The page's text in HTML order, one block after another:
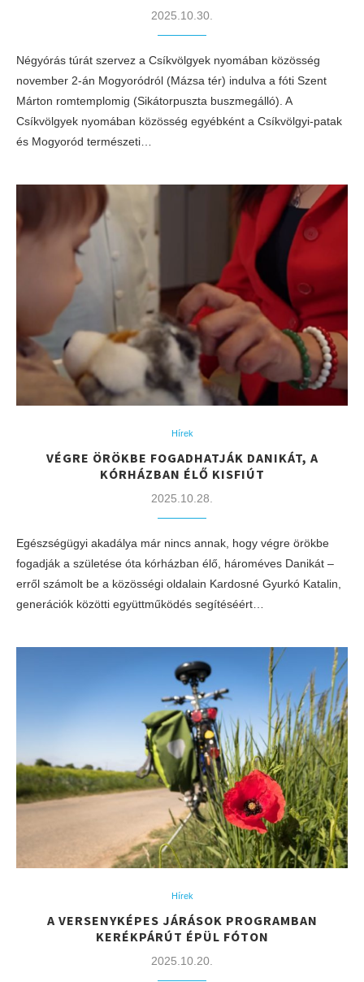
2025.10.30.
Négyórás túrát szervez a Csíkvölgyek nyomában közösség
november 2-án Mogyoródról (Mázsa tér) indulva a fóti Szent
Márton romtemplomig (Sikátorpuszta buszmegálló). A
Csíkvölgyek nyomában közösség egyébként a Csíkvölgyi-patak
és Mogyoród természeti…
Hírek
VÉGRE ÖRÖKBE FOGADHATJÁK DANIKÁT, A
KÓRHÁZBAN ÉLŐ KISFIÚT
2025.10.28.
Egészségügyi akadálya már nincs annak, hogy végre örökbe
fogadják a születése óta kórházban élő, hároméves Danikát –
erről számolt be a közösségi oldalain Kardosné Gyurkó Katalin,
generációk közötti együttműködés segítéséért…
Hírek
A VERSENYKÉPES JÁRÁSOK PROGRAMBAN
KERÉKPÁRÚT ÉPÜL FÓTON
2025.10.20.